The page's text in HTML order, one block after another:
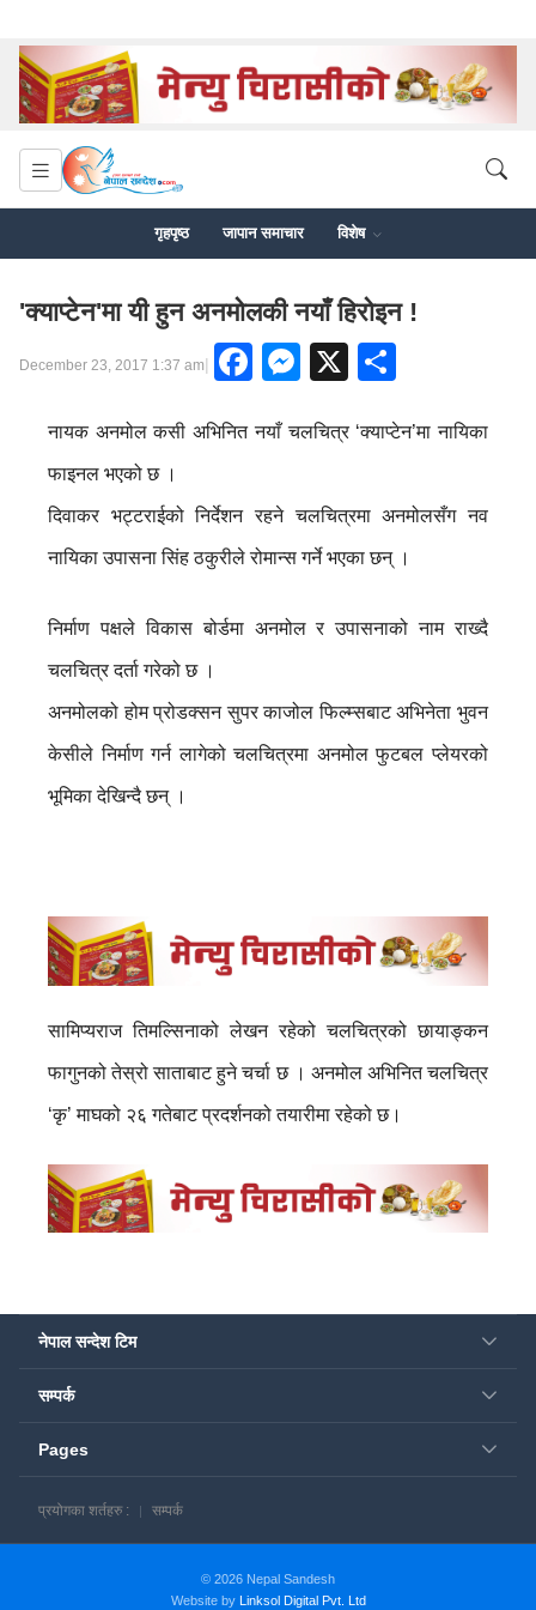
गृहपृष्ठ जापान समाचार विशेष
'क्याप्टेन'मा यी हुन अनमोलकी नयाँ हिरोइन !
December 23, 2017 1:37 am| Facebook
Messenger
X
नायक अनमोल कसी अभिनित नयाँ चलचित्र ‘क्याप्टेन’मा नायिका
फाइनल भएको छ ।
दिवाकर भट्टराईको निर्देशन रहने चलचित्रमा अनमोलसँग नव
नायिका उपासना सिंह ठकुरीले रोमान्स गर्ने भएका छन् ।
निर्माण पक्षले विकास बोर्डमा अनमोल र उपासनाको नाम राख्दै
चलचित्र दर्ता गरेको छ ।
अनमोलको होम प्रोडक्सन सुपर काजोल फिल्म्सबाट अभिनेता भुवन
केसीले निर्माण गर्न लागेको चलचित्रमा अनमोल फुटबल प्लेयरको
भूमिका देखिन्दै छन् ।
सामिप्यराज तिमल्सिनाको लेखन रहेको चलचित्रको छायाङ्कन
फागुनको तेस्रो साताबाट हुने चर्चा छ । अनमोल अभिनित चलचित्र
‘कृ’ माघको २६ गतेबाट प्रदर्शनको तयारीमा रहेको छ।
नेपाल सन्देश टिम
सम्पर्क
Pages
प्रयोगका शर्तहरु : सम्पर्क
© 2026 Nepal Sandesh
Website by Linksol Digital Pvt. Ltd